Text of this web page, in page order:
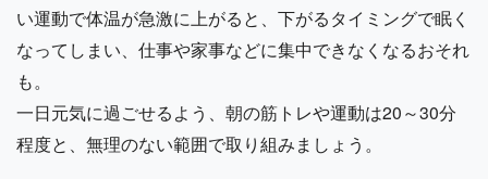
い運動で体温が急激に上がると、下がるタイミングで眠く
なってしまい、仕事や家事などに集中できなくなるおそれ
も。
一日元気に過ごせるよう、朝の筋トレや運動は20～30分
程度と、無理のない範囲で取り組みましょう。